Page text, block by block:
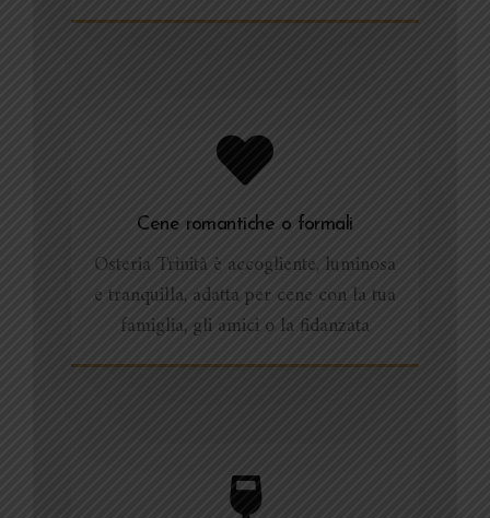
Cene romantiche o formali
Osteria Trinità è accogliente, luminosa
e tranquilla, adatta per cene con la tua
famiglia, gli amici o la fidanzata